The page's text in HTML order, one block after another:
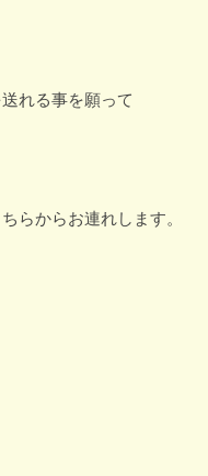
れる事を願って
らからお連れします。